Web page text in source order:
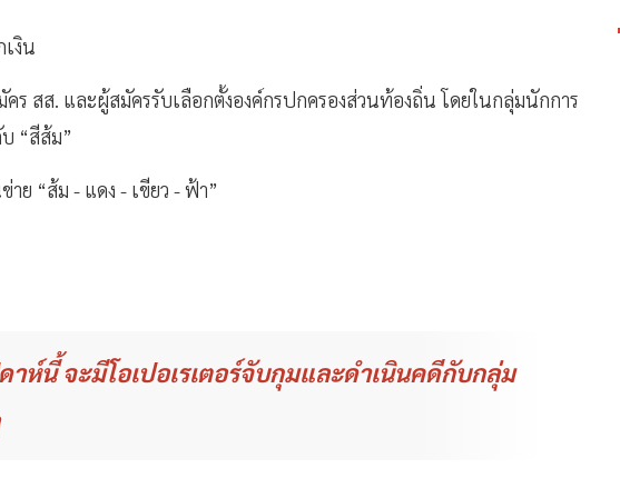
งิน
ร สส. และผู้สมัครรับเลือกตั้งองค์กรปกครองส่วนท้องถิ่น โดยในกลุ่มนักการ
“สีส้ม”
ย “ส้ม - แดง - เขียว - ฟ้า”
าห์นี้ จะมีโอเปอเรเตอร์จับกุมและดำเนินคดีกับกลุ่ม